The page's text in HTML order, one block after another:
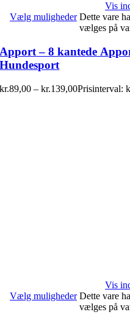
Vis
Vælg muligheder Dette vare
vælges på
Apport – 8 kantede
Hundesport
kr.89,00 – kr.139,00Prisinterval:
Vis
Vælg muligheder Dette vare
vælges på